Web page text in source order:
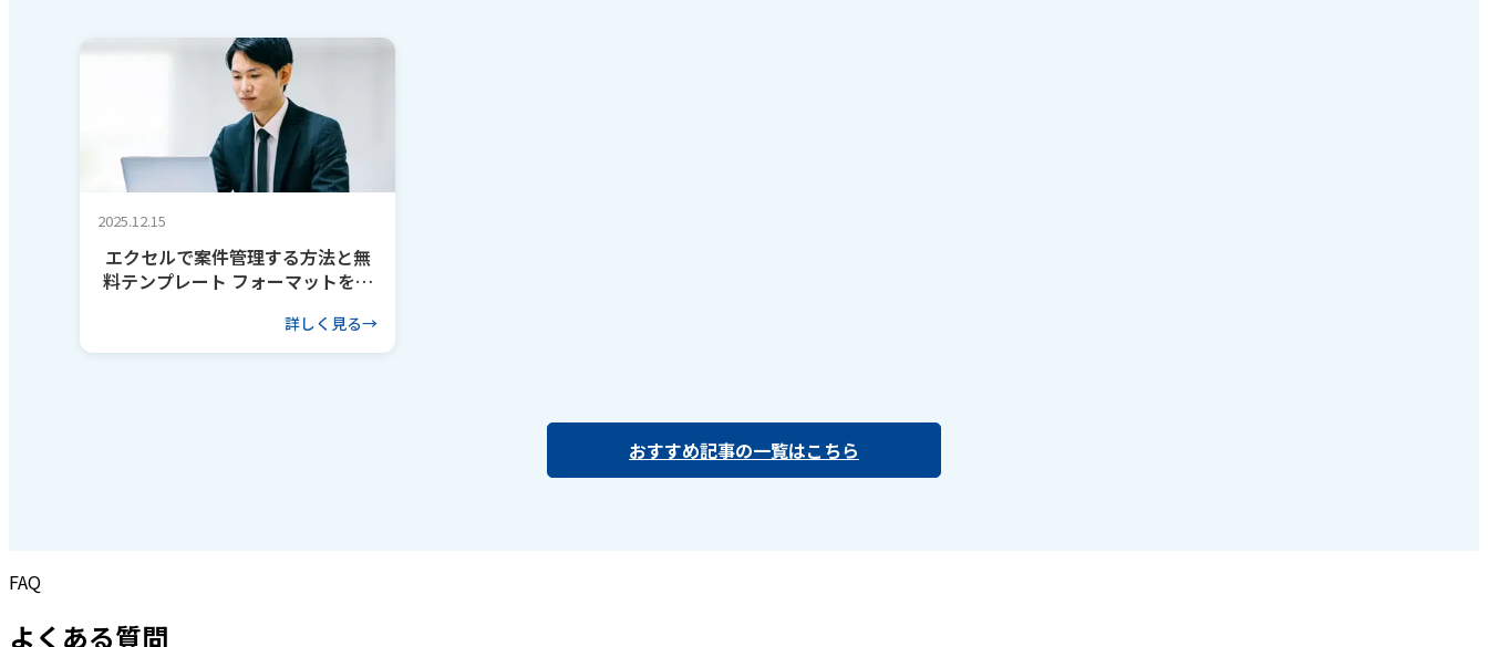
2025.12.15
エクセルで案件管理する方法と無
料テンプレート フォーマットを作
詳しく見る
おすすめ記事の一覧はこちら
FAQ
よくある質問